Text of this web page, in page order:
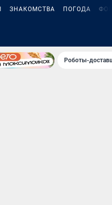
ЗНАКОМСТВА ПОГОДА
Роботы-